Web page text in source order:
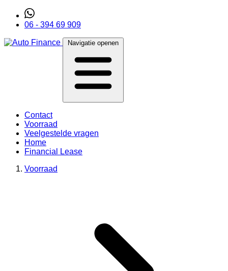
06 - 394 69 909
Navigatie openen
Contact
Voorraad
Veelgestelde vragen
Home
Financial Lease
Voorraad